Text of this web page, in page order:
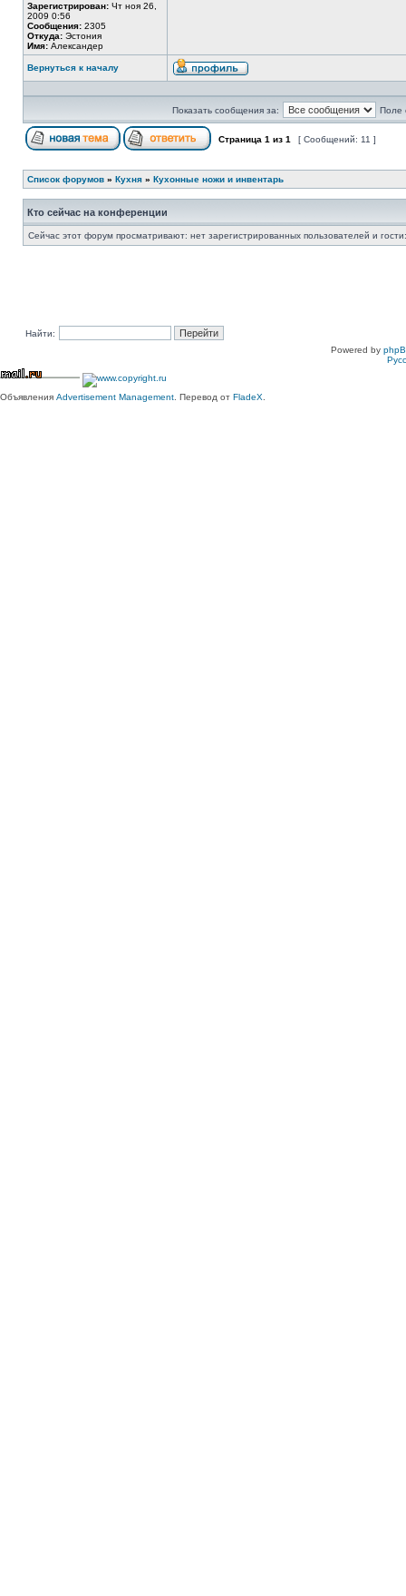
Зарегистрирован: Чт ноя 26,
2009 0:56
Сообщения: 2305
Откуда: Эстония
Имя: Александер
Вернуться к началу
Показать сообщения за: Поле
Страница 1 из 1 [ Сообщений: 11 ]
Список форумов » Кухня » Кухонные ножи и инвентарь
Кто сейчас на конференции
Сейчас этот форум просматривают: нет зарегистрированных пользователей и
Найти:
Powered by
Объявления Advertisement Management . Перевод от FladeX